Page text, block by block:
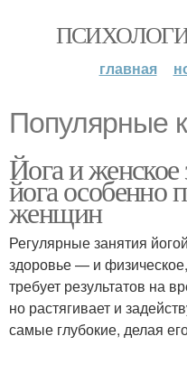
главная
Популярные
Йога и
йога особенно
женщин
Регулярные занятия
здоровье — и
требует результатов на
но растягивает и
самые глубокие, делая